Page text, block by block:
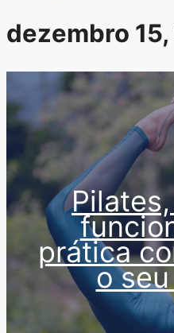
dezembro 15,
prática
o